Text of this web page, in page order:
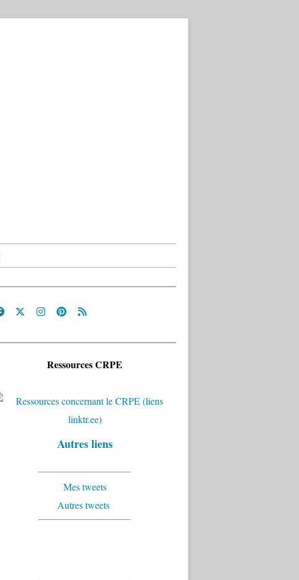
Ressources CRPE
Autres liens
Mes tweets
Autres tweets